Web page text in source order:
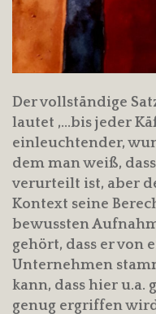
Der vollständige
lautet ‚…bis jeder
einleuchtender,
dem man weiß,
verurteilt ist, aber
Kontext seine
bewussten
gehört, dass er von
Unternehmen
kann, dass hier u.a.
genug ergriffen